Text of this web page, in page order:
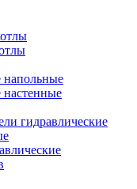
напольные
настенные
гидравлические